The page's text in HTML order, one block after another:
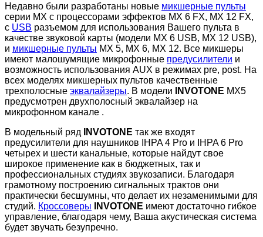
Недавно были разработаны новые микшерные пульты
серии MX с процессорами эффектов MX 6 FX, MX 12 FX,
с USB разъемом для использования Вашего пульта в
качестве звуковой карты (модели MX 6 USB, MX 12 USB),
и микшерные пульты MX 5, MX 6, MX 12. Все микшеры
имеют малошумящие микрофонные предусилители и
возможность использования AUX в режимах pre, post. На
всех моделях микшерных пультов качественные
трехполосные эквалайзеры. В модели INVOTONE MX5
предусмотрен двухполосный эквалайзер на
микрофонном канале .
В модельный ряд INVOTONE так же входят
предусилители для наушников IHPA 4 Pro и IHPA 6 Pro
четырех и шести канальные, которые найдут свое
широкое применение как в бюджетных, так и
профессиональных студиях звукозаписи. Благодаря
грамотному построению сигнальных трактов они
практически бесшумны, что делает их незаменимыми для
студий. Кроссоверы INVOTONE имеют достаточно гибкое
управление, благодаря чему, Ваша акустическая система
будет звучать безупречно.